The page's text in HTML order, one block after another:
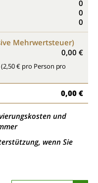
0
0
0
Mehrwertsteuer)
0,00 €
€ pro Person pro
0,00 €
und
wenn Sie